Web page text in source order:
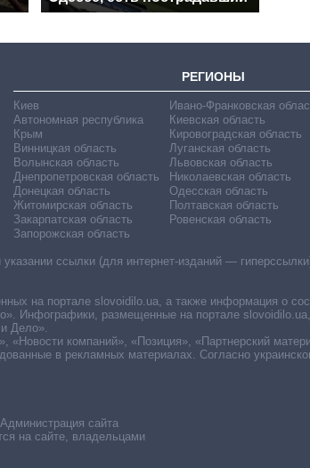
РЕГИОНЫ
Киев
Автономная республика
Крым
Винницкая область
Волынская область
Днепропетровская область
Донецкая область
Житомирская область
Закарпатская область
Запорожская область
Ивано-Франковская
Киевская область
Кировоградская область
Луганская область
Львовская область
Николаевская область
Одесская область
Полтавская область
Ровенская область
сайта
на сайте, владельцами
ссылки (для интернет-изданий —
на портале slovoidilo.ua, а также информация о
размещенные на портале
Дело».
компаний», «Позиция», «Партнерский
в рекламных материалах. Согласно